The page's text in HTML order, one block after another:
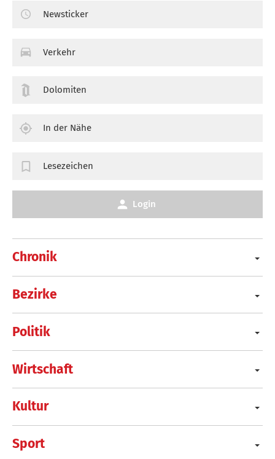
Chronik
Bezirke
Politik
Wirtschaft
Kultur
Sport
Newsticker
Verkehr
Dolomiten
In der Nähe
Lesezeichen
Login